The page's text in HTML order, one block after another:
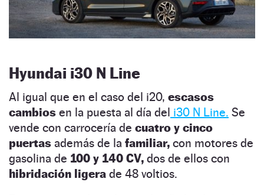
Hyundai i30 N Line
Al igual que en el caso del i20, escasos
cambios en la puesta al día del i30 N Line. Se
vende con carrocería de cuatro y cinco
puertas además de la familiar, con motores de
gasolina de 100 y 140 CV, dos de ellos con
hibridación ligera de 48 voltios.